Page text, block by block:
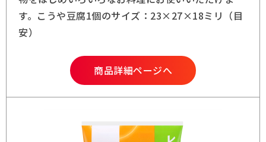
す。こうや豆腐1個のサイズ：23×27×18ミリ（目
安）
商品詳細ページへ